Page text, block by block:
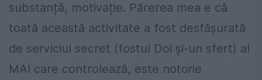
substanță, motivație. Părerea mea e că
toată această activitate a fost desfășurată
de serviciul secret (fostul Doi și-un sfert) al
MAI care controlează, este notorie